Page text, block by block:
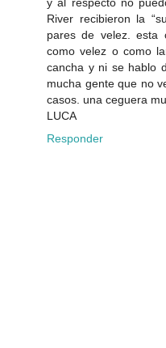
y al respecto no
River recibieron la
pares de velez. esta
como velez o como
cancha y ni se hablo
mucha gente que no
casos. una ceguera
LUCA
Responder